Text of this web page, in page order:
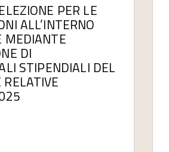
PER LE
ALL’INTERNO
MEDIANTE
DI
STIPENDIALI DEL